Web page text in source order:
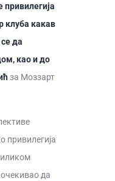
привилегија
клуба какав
да
као и до
за Моззарт
привилегија
очекивао да